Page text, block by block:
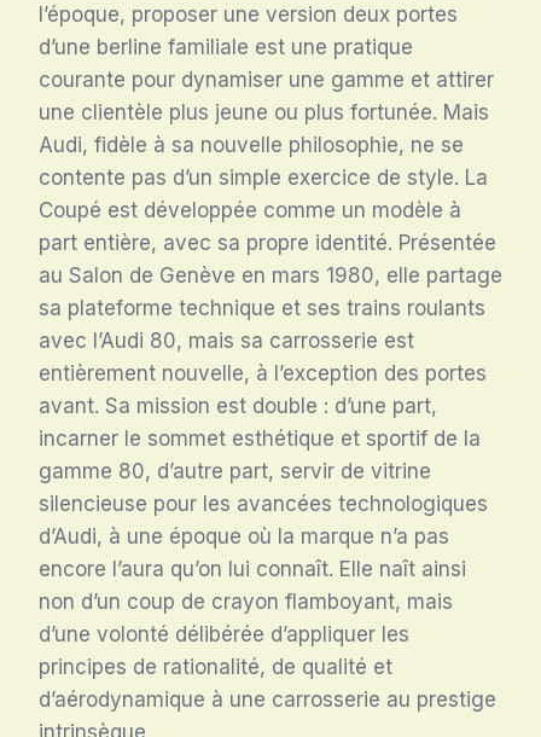
l’époque, proposer une version deux portes
d’une berline familiale est une pratique
courante pour dynamiser une gamme et attirer
une clientèle plus jeune ou plus fortunée. Mais
Audi, fidèle à sa nouvelle philosophie, ne se
contente pas d’un simple exercice de style. La
Coupé est développée comme un modèle à
part entière, avec sa propre identité. Présentée
au Salon de Genève en mars 1980, elle partage
sa plateforme technique et ses trains roulants
avec l’Audi 80, mais sa carrosserie est
entièrement nouvelle, à l’exception des portes
avant. Sa mission est double : d’une part,
incarner le sommet esthétique et sportif de la
gamme 80, d’autre part, servir de vitrine
silencieuse pour les avancées technologiques
d’Audi, à une époque où la marque n’a pas
encore l’aura qu’on lui connaît. Elle naît ainsi
non d’un coup de crayon flamboyant, mais
d’une volonté délibérée d’appliquer les
principes de rationalité, de qualité et
d’aérodynamique à une carrosserie au prestige
intrinsèque.